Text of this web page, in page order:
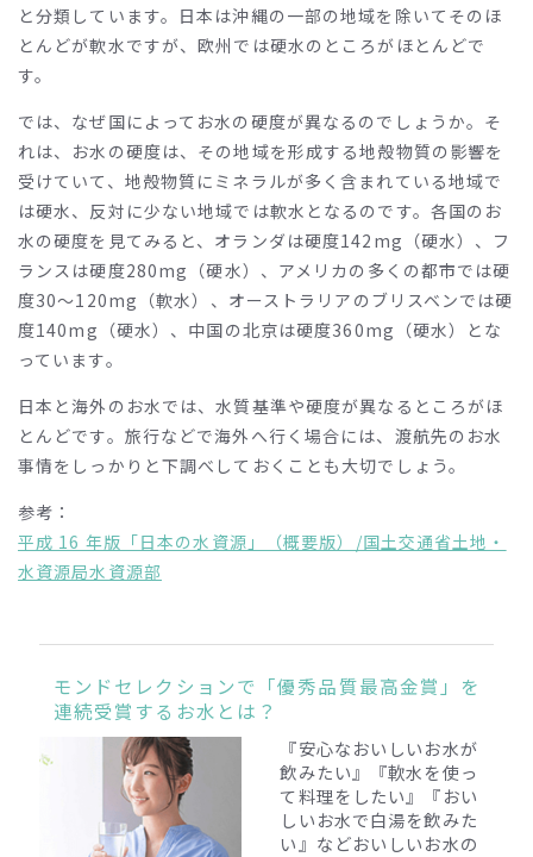
と分類しています。日本は沖縄の一部の地域を除いてそのほ
とんどが軟水ですが、欧州では硬水のところがほとんどで
す。
では、なぜ国によってお水の硬度が異なるのでしょうか。そ
れは、お水の硬度は、その地域を形成する地殻物質の影響を
受けていて、地殻物質にミネラルが多く含まれている地域で
は硬水、反対に少ない地域では軟水となるのです。各国のお
水の硬度を見てみると、オランダは硬度142mg（硬水）、フ
ランスは硬度280mg（硬水）、アメリカの多くの都市では硬
度30〜120mg（軟水）、オーストラリアのブリスベンでは硬
度140mg（硬水）、中国の北京は硬度360mg（硬水）とな
っています。
日本と海外のお水では、水質基準や硬度が異なるところがほ
とんどです。旅行などで海外へ行く場合には、渡航先のお水
事情をしっかりと下調べしておくことも大切でしょう。
参考：
平成 16 年版「日本の水資源」（概要版）/国土交通省土地・
水資源局水資源部
モンドセレクションで「優秀品質最高金賞」を
連続受賞するお水とは？
『安心なおいしいお水が
飲みたい』『軟水を使っ
て料理をしたい』『おい
しいお水で白湯を飲みた
い』 などおいしいお水の